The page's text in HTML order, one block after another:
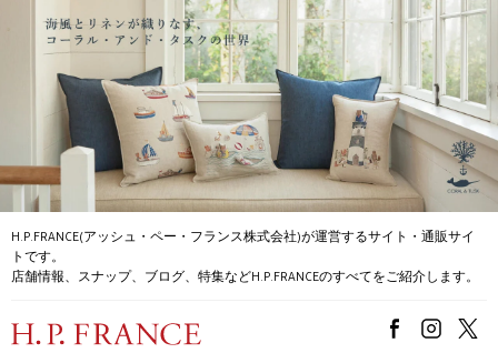
H.P.FRANCE(アッシュ・ペー・フランス株式会社)が運営するサイト・通販サイ
トです。
店舗情報、スナップ、ブログ、特集などH.P.FRANCEのすべてをご紹介します。